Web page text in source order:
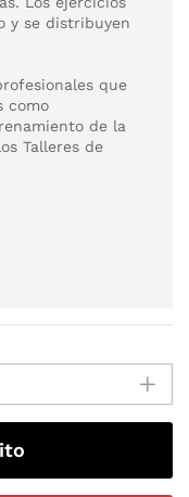
y se distribuyen
que
como
de la
Talleres de